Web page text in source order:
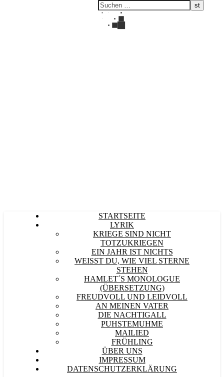
STARTSEITE
LYRIK
KRIEGE SIND NICHT
TOTZUKRIEGEN
EIN JAHR IST NICHTS
WEISST DU, WIE VIEL STERNE S
TEHEN
HAMLET´S MONOLOGUE
(ÜBERSETZUNG)
FREUDVOLL UND LEIDVOLL
AN MEINEN VATER
DIE NACHTIGALL
PUHSTEMUHME
MAILIED
FRÜHLING
ÜBER UNS
IMPRESSUM
DATENSCHUTZERKLÄRUNG